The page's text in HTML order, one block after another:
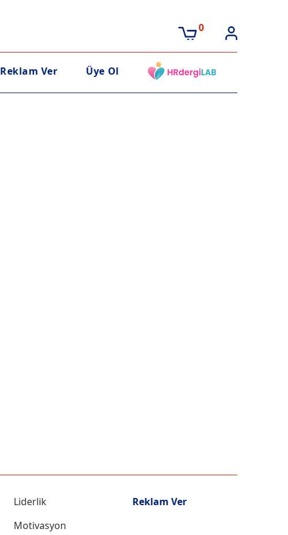
0
Reklam Ver Üye Ol
Liderlik
Motivasyon
Reklam Ver